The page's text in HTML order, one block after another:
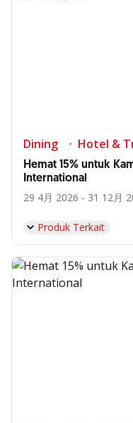
Dining Hotel &
Hemat 15% untuk
International
29 4月 2026 - 31 12月
Produk Terkait